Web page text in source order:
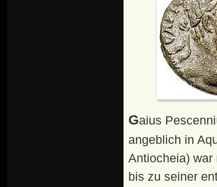
Gaius Pescennius Niger (* vermutlich um 135/140,
angeblich in
Antiocheia) war
bis zu seiner